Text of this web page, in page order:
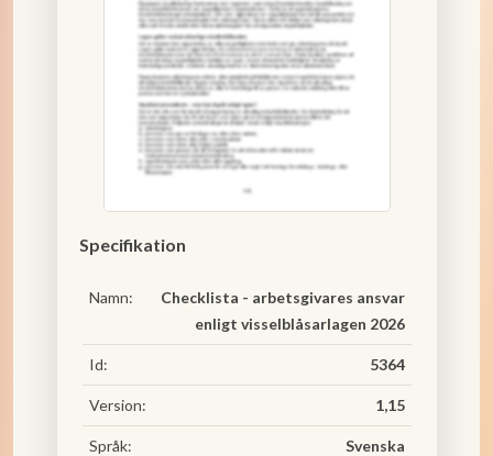
Specifikation
Namn:
Checklista - arbetsgivares ansvar
enligt visselblåsarlagen 2026
Id: 5364
Version: 1,15
Språk: Svenska